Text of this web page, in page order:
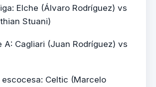
Elche (Álvaro Rodríguez) vs
Stuani)
A: Cagliari (Juan Rodríguez) vs
escocesa: Celtic (Marcelo